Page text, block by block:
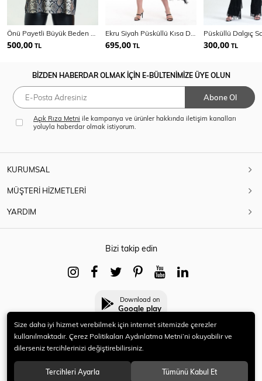
500,00 TL 695,00 TL 300,00 TL
BİZDEN HABERDAR OLMAK İÇİN E-BÜLTENİMİZE ÜYE OLUN
Abone Ol
Açık Rıza Metni ile kampanya ve ürünler hakkında iletişim kanalları
yoluyla haberdar olmak istiyorum.
KURUMSAL
MÜŞTERİ HİZMETLERİ
YARDIM
Bizi takip edin
Download on
Google play
© 2021 HERYENİ. Tüm hakları saklıdır.
Size daha iyi hizmet verebilmek için internet sitemizde çerezler
kullanılmaktadır. Çerez Politikaları Aydınlatma Metni’ni okuyabilir ve
dilerseniz tercihlerinizi değiştirebilirsiniz.
Tercihleri Ayarla Tümünü Kabul Et